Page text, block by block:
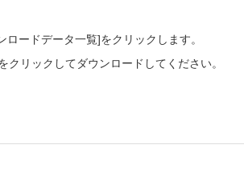
ードデータ一覧]をクリックします。
リックしてダウンロードしてください。